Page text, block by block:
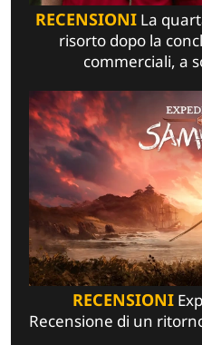
RECENSIONI La
risorto dopo la
commerciali, a
RECENSIONI
Recensione di un